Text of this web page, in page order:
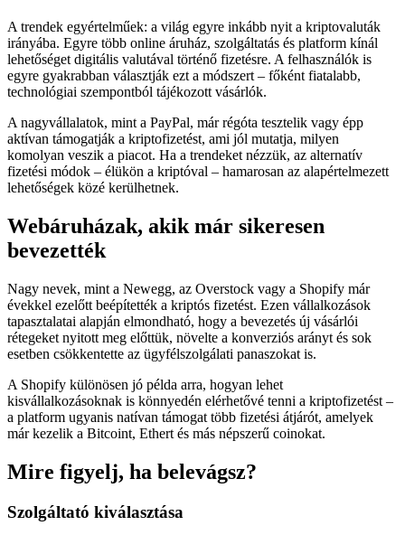
A trendek egyértelműek: a világ egyre inkább nyit a kriptovaluták
irányába. Egyre több online áruház, szolgáltatás és platform kínál
lehetőséget digitális valutával történő fizetésre. A felhasználók is
egyre gyakrabban választják ezt a módszert – főként fiatalabb,
technológiai szempontból tájékozott vásárlók.
A nagyvállalatok, mint a PayPal, már régóta tesztelik vagy épp
aktívan támogatják a kriptofizetést, ami jól mutatja, milyen
komolyan veszik a piacot. Ha a trendeket nézzük, az alternatív
fizetési módok – élükön a kriptóval – hamarosan az alapértelmezett
lehetőségek közé kerülhetnek.
Webáruházak, akik már sikeresen
bevezették
Nagy nevek, mint a Newegg, az Overstock vagy a Shopify már
évekkel ezelőtt beépítették a kriptós fizetést. Ezen vállalkozások
tapasztalatai alapján elmondható, hogy a bevezetés új vásárlói
rétegeket nyitott meg előttük, növelte a konverziós arányt és sok
esetben csökkentette az ügyfélszolgálati panaszokat is.
A Shopify különösen jó példa arra, hogyan lehet
kisvállalkozásoknak is könnyedén elérhetővé tenni a kriptofizetést –
a platform ugyanis natívan támogat több fizetési átjárót, amelyek
már kezelik a Bitcoint, Ethert és más népszerű coinokat.
Mire figyelj, ha belevágsz?
Szolgáltató kiválasztása